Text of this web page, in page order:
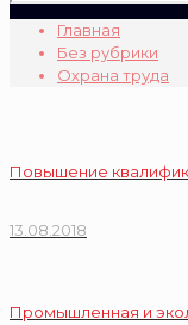
Главная
Без рубрики
Охрана труда
Повышение
13.08.2018
Промышленная и